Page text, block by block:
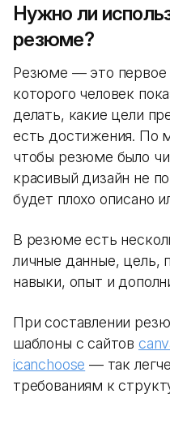
Нужно ли
резюме?
Резюме — это первое
которого человек
делать, какие цели
есть достижения. По
чтобы резюме было
красивый дизайн не
будет плохо описано
В резюме есть
личные данные, цель,
навыки, опыт и
При составлении
шаблоны с сайтов
icanchoose — так
требованиям к